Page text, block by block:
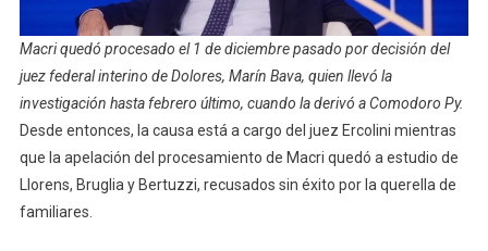
Macri quedó procesado el 1 de diciembre pasado por decisión del
juez federal interino de Dolores, Marín Bava, quien llevó la
investigación hasta febrero último, cuando la derivó a Comodoro Py.
Desde entonces, la causa está a cargo del juez Ercolini mientras
que la apelación del procesamiento de Macri quedó a estudio de
Llorens, Bruglia y Bertuzzi, recusados sin éxito por la querella de
familiares.